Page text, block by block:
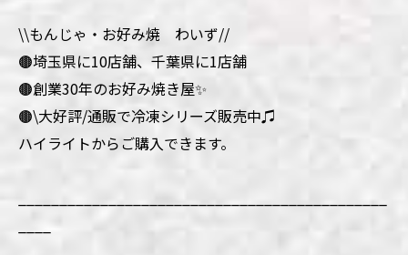
\\もんじゃ・お好み焼 わいず//
🟤埼玉県に10店舗、千葉県に1店舗
🟤創業30年のお好み焼き屋✨
🟤\大好評/通販で冷凍シリーズ販売中♫
ハイライトからご購入できます。